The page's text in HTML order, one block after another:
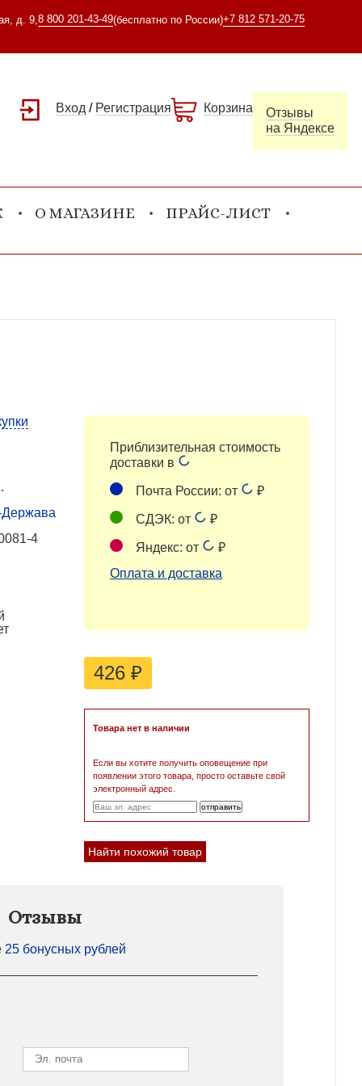
д. 9, 8 800 201-43-49(бесплатно по России)+7 812 571-20-75
Вход / Регистрация Корзина
Отзывы
на Яндексе
О МАГАЗИНЕ ПРАЙС-ЛИСТ
4
Приблизительная стоимость
доставки в
Почта России: от ₽
СДЭК: от ₽
Яндекс: от
₽
Оплата и доставка
426 ₽
Товара нет в наличии
Если вы хотите получить оповещение при
появлении этого товара, просто оставьте свой
электронный адрес.
Найти похожий товар
Отзывы
25 бонусных рублей